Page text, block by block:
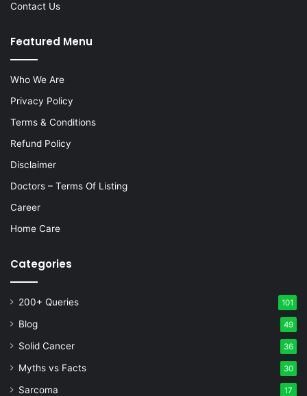
Contact Us
Featured Menu
Who We Are
Privacy Policy
Terms & Conditions
Refund Policy
Disclaimer
Doctors – Terms Of Listing
Career
Home Care
Categories
200+ Queries 101
Blog 49
Solid Cancer 36
Myths vs Facts 30
Sarcoma 17